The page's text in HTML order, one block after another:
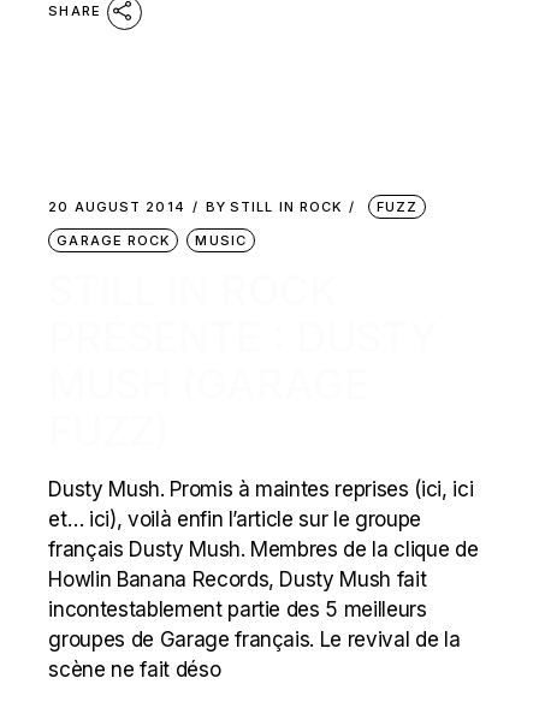
SHARE
20 AUGUST 2014 BY STILL IN ROCK
FUZZ
GARAGE ROCK
MUSIC
Dusty Mush. Promis à maintes reprises (ici, ici
et… ici), voilà enfin l’article sur le groupe
français Dusty Mush. Membres de la clique de
Howlin Banana Records, Dusty Mush fait
incontestablement partie des 5 meilleurs
groupes de Garage français. Le revival de la
scène ne fait déso